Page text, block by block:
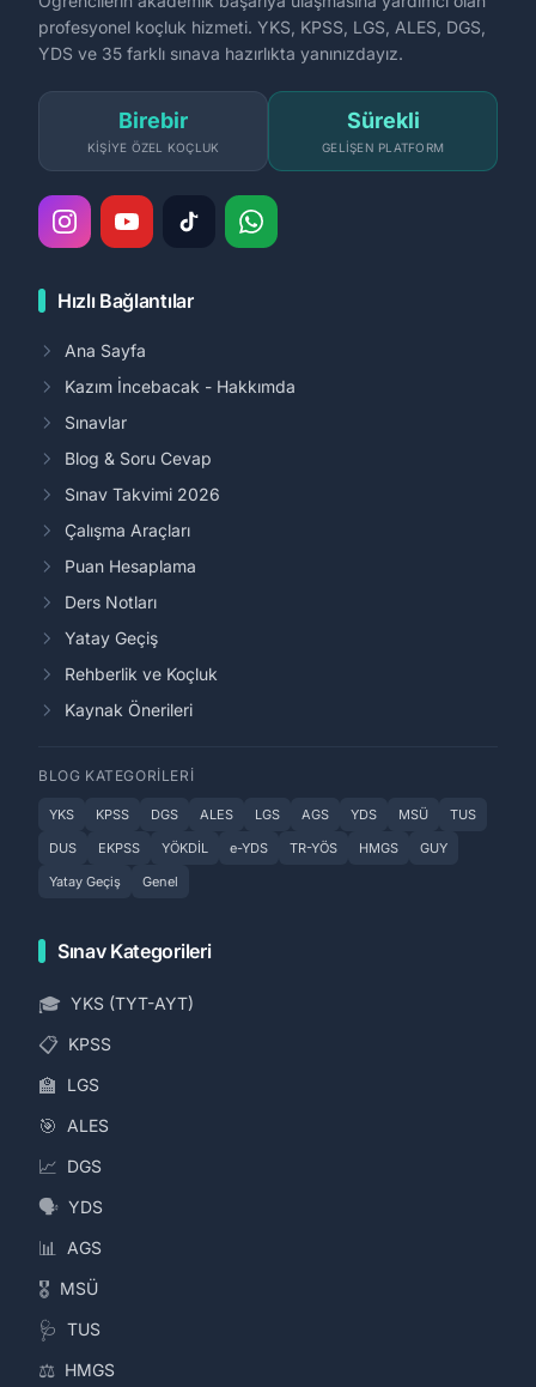
profesyonel koçluk hizmeti. YKS, KPSS, LGS, ALES, DGS,
YDS ve 35 farklı sınava hazırlıkta yanınızdayız.
Birebir
KIŞIYE ÖZEL KOÇLUK
Sürekli
GELIŞEN PLATFORM
Hızlı Bağlantılar
Ana Sayfa
Kazım İncebacak - Hakkımda
Sınavlar
Blog & Soru Cevap
Sınav Takvimi 2026
Çalışma Araçları
Puan Hesaplama
Ders Notları
Yatay Geçiş
Rehberlik ve Koçluk
Kaynak Önerileri
BLOG KATEGORILERI
YKS KPSS DGS ALES LGS AGS YDS MSÜ
TUS
DUS
EKPSS YÖKDİL e-YDS TR-YÖS HMGS
GUY
Yatay Geçiş
Genel
Sınav Kategorileri
🎓 YKS (TYT-AYT)
📋 KPSS
🏫 LGS
🎯 ALES
📈 DGS
🗣️ YDS
📊 AGS
🎖️ MSÜ
🩺 TUS
⚖️ HMGS